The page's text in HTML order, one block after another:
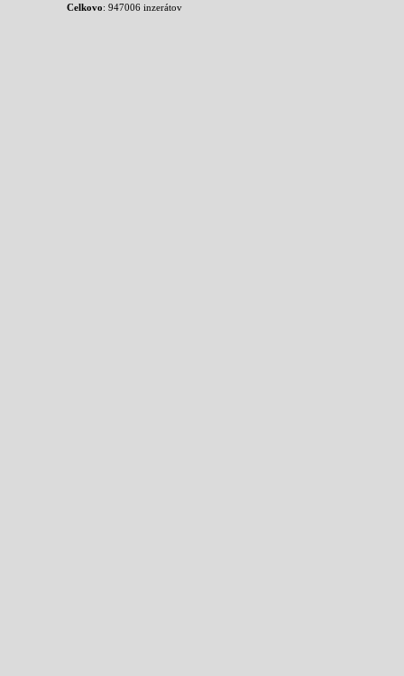
Celkovo: 947006 inzerátov